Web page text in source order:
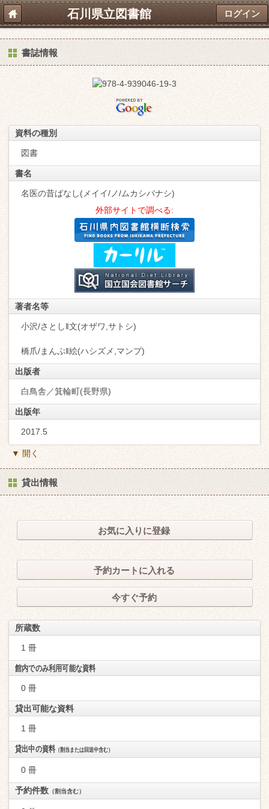
石川県立図書館 ログイン
書誌情報
資料の種別
図書
書名
名医の昔ばなし(メイイ/ノ/ムカシバナシ)
外部サイトで調べる:
著者名等
小沢/さとし‖文(オザワ,サトシ)
橋爪/まんぷ‖絵(ハシズメ,マンプ)
出版者
白鳥舎／箕輪町(長野県)
出版年
2017.5
▼ 開く
貸出情報
お気に入りに登録
予約カートに入れる
今すぐ予約
所蔵数
1 冊
館内でのみ利用可能な資料
0 冊
貸出可能な資料
1 冊
貸出中の資料（割当または回送中含む）
0 冊
予約件数 （割当含む）